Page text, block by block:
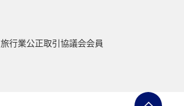
旅行業公正取引協議会会員